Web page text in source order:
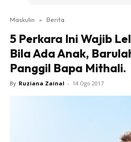
Maskulin » Berita
5 Perkara Ini Wajib
Bila Ada Anak,
Panggil Bapa Mithali.
By Ruziana Zainal - 14 Ogo 2017